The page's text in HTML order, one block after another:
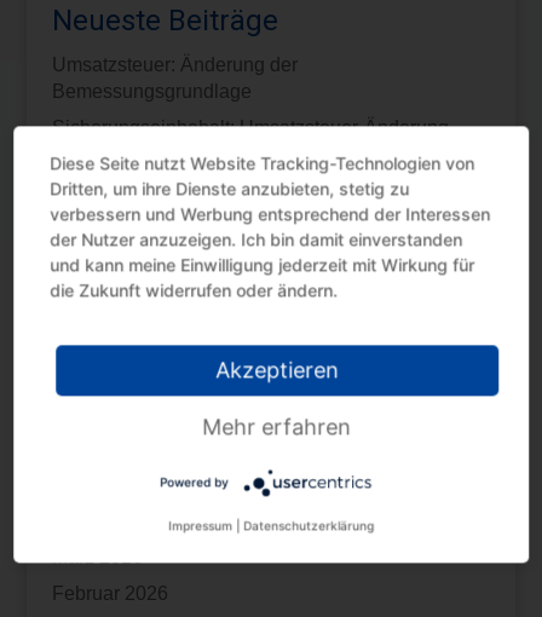
Neueste Beiträge
Umsatzsteuer: Änderung der
Bemessungsgrundlage
Sicherungseinbehalt: Umsatzsteuer-Änderung
wegen Uneinbringlichkeit
Steuervorteil nutzen mit Erholungsbeihilfen
Steuertermine August 2026
Kindergeld: Fernlehrgang als Berufsausbildung
Februar 2026
Diese Seite nutzt Website Tracking-Technologien von
Dritten, um ihre Dienste anzubieten, stetig zu
verbessern und Werbung entsprechend der Interessen
der Nutzer anzuzeigen. Ich bin damit einverstanden
und kann meine Einwilligung jederzeit mit Wirkung für
die Zukunft widerrufen oder ändern.
Akzeptieren
Mehr erfahren
Powered by
Impressum Datenschutzerklärung